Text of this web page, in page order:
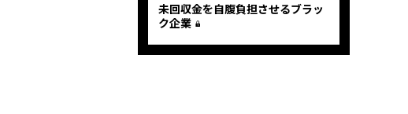
未回収金を自腹負担させるブラッ
ク企業